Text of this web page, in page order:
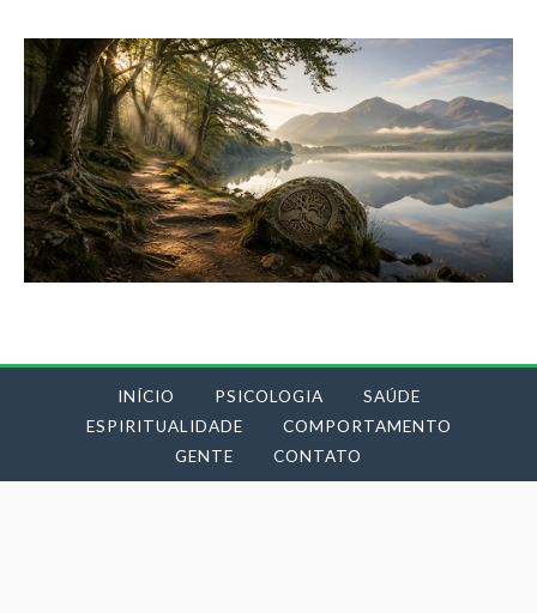
INÍCIO PSICOLOGIA
SAÚDE
ESPIRITUALIDADE
COMPORTAMENTO
GENTE
CONTATO